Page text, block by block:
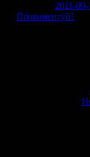
2011-
Прокоментуй!